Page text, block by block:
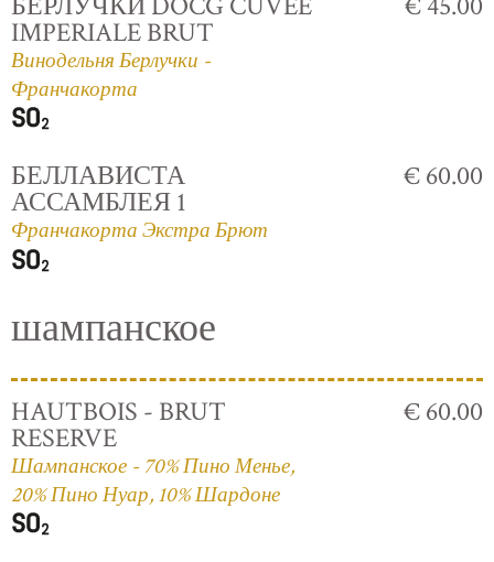
IMPERIALE BRUT
Винодельня Берлучки -
Франчакорта
БЕЛЛАВИСТА
АССАМБЛЕЯ 1
Франчакорта Экстра Брют
€ 60.00
шампанское
HAUTBOIS - BRUT
RESERVE
Шампанское - 70% Пино Менье,
20% Пино Нуар, 10% Шардоне
€ 60.00